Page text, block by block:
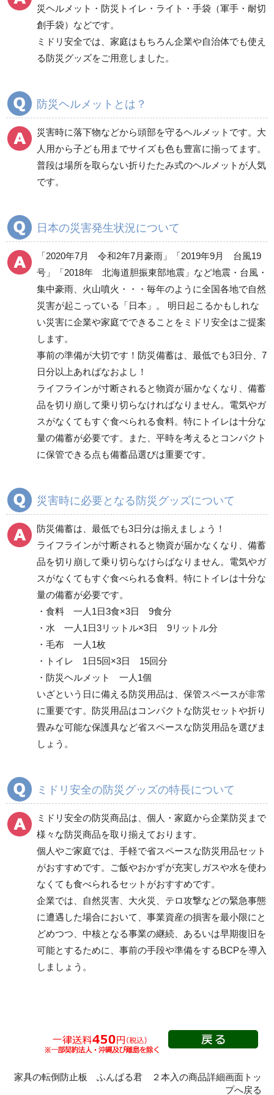
防災グッズ（防災セット） 救急医療品
健康管理器具 季節商品
商品カテゴリ一覧
非常用保存食品（非常
食）
食器・調理器具・給水
用品
寝具類
衛生用品
ドリール
避難誘導品
非常持出袋
ヘルメット
避難用セット品
その他
消火用品 救助・復旧用品
救急用品 情報伝達用品
その他
災ヘルメット・防災トイレ・ライト・手袋（軍手・耐切
創手袋）などです。
ミドリ安全では、家庭はもちろん企業や自治体でも使え
る防災グッズをご用意しました。
防災ヘルメットとは？
災害時に落下物などから頭部を守るヘルメットです。大
人用から子ども用までサイズも色も豊富に揃ってます。
普段は場所を取らない折りたたみ式のヘルメットが人気
です。
日本の災害発生状況について
「2020年7月 令和2年7月豪雨」「2019年9月 台風19
号」「2018年 北海道胆振東部地震」など地震・台風・
集中豪雨、火山噴火・・・毎年のように全国各地で自然
災害が起こっている「日本」。 明日起こるかもしれな
い災害に企業や家庭でできることをミドリ安全はご提案
します。
事前の準備が大切です！防災備蓄は、最低でも3日分、7
日分以上あればなおよし！
ライフラインが寸断されると物資が届かなくなり、備蓄
品を切り崩して乗り切らなければなりません。電気やガ
スがなくてもすぐ食べられる食料。特にトイレは十分な
量の備蓄が必要です。また、平時を考えるとコンパクト
に保管できる点も備蓄品選びは重要です。
災害時に必要となる防災グッズについて
防災備蓄は、最低でも3日分は揃えましょう！
ライフラインが寸断されると物資が届かなくなり、備蓄
品を切り崩して乗り切らなけらばなりません。電気やガ
スがなくてもすぐ食べられる食料。特にトイレは十分な
量の備蓄が必要です。
・食料 一人1日3食×3日 9食分
・水 一人1日3リットル×3日 9リットル分
・毛布 一人1枚
・トイレ 1日5回×3日 15回分
・防災ヘルメット 一人1個
いざという日に備える防災用品は、保管スペースが非常
に重要です。防災用品はコンパクトな防災セットや折り
畳みな可能な保護具など省スペースな防災用品を選びま
しょう。
ミドリ安全の防災グッズの特長について
ミドリ安全の防災商品は、個人・家庭から企業防災まで
様々な防災商品を取り揃えております。
個人やご家庭では、手軽で省スペースな防災用品セット
がおすすめです。ご飯やおかずが充実しガスや水を使わ
なくても食べられるセットがおすすめです。
企業では、自然災害、大火災、テロ攻撃などの緊急事態
に遭遇した場合において、事業資産の損害を最小限にと
どめつつ、中核となる事業の継続、あるいは早期復旧を
可能とするために、事前の手段や準備をするBCPを導入
しましょう。
家具の転倒防止板 ふんばる君 ２本入の商品詳細画面トッ
プへ戻る